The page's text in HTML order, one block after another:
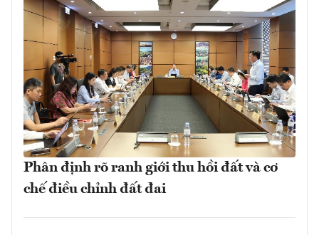
Phân định rõ ranh giới thu hồi đất và cơ
chế điều chỉnh đất đai